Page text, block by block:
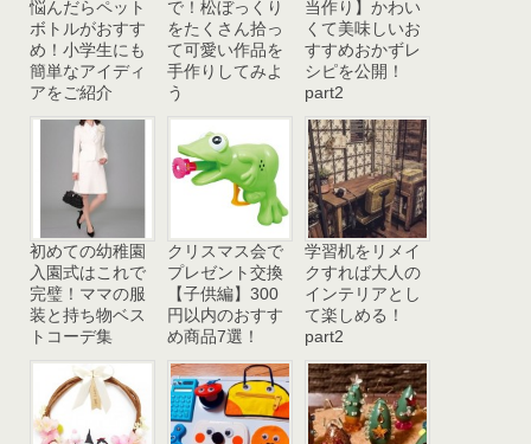
悩んだらペット
ボトルがおすす
め！小学生にも
簡単なアイディ
アをご紹介
で！松ぼっくり
をたくさん拾っ
て可愛い作品を
手作りしてみよ
う
当作り】かわい
くて美味しいお
すすめおかずレ
シピを公開！
part2
初めての幼稚園
入園式はこれで
完璧！ママの服
装と持ち物ベス
トコーデ集
クリスマス会で
プレゼント交換
【子供編】300
円以内のおすす
め商品7選！
学習机をリメイ
クすれば大人の
インテリアとし
て楽しめる！
part2